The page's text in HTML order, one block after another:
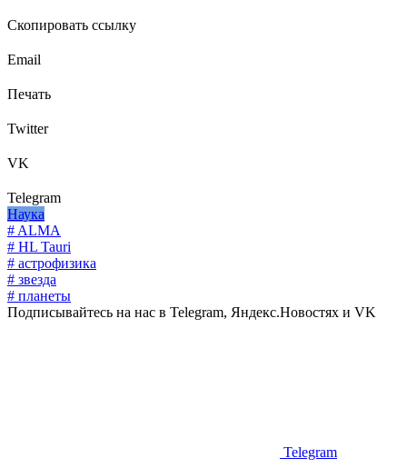
Скопировать ссылку
Email
Печать
Twitter
VK
Telegram
Наука
# ALMA
# HL Tauri
# астрофизика
# звезда
# планеты
Подписывайтесь на нас в Telegram, Яндекс.Новостях и VK
Telegram